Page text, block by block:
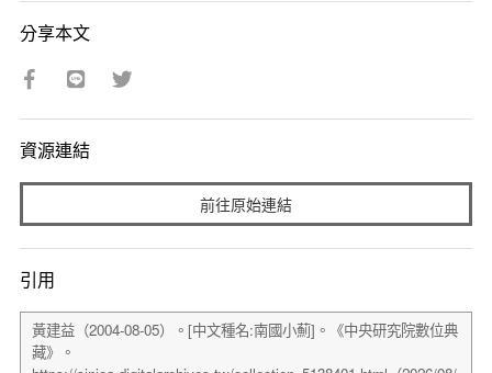
分享本文
資源連結
前往原始連結
引用